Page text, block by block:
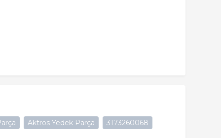
Aktros Yedek Parça 3173260068